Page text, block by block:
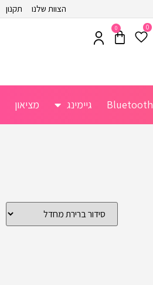
הצוות שלנו תקנון
0
0
Bluetooth גיימינג מציאון